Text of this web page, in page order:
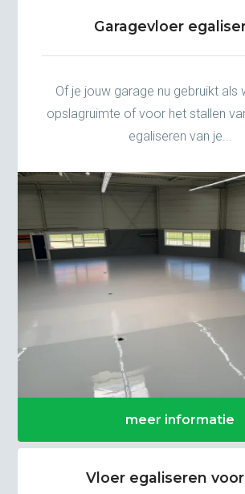
Garagevloer
Of je jouw garage nu gebruikt als
opslagruimte of voor het stallen
egaliseren van je...
meer informatie
Vloer egaliseren